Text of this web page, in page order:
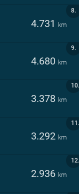
8.
4.731 km
9.
4.680 km
10.
3.378 km
11.
3.292 km
12.
2.936 km